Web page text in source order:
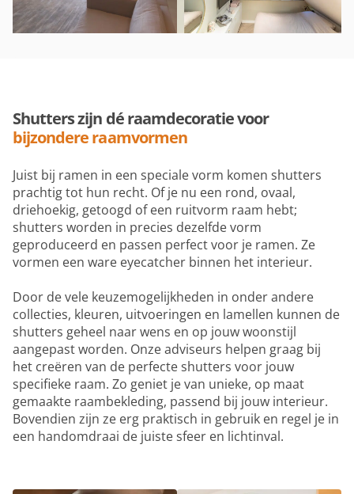
Shutters zijn dé raamdecoratie voor
bijzondere raamvormen
Juist bij ramen in een speciale vorm komen shutters
prachtig tot hun recht. Of je nu een rond, ovaal,
driehoekig, getoogd of een ruitvorm raam hebt;
shutters worden in precies dezelfde vorm
geproduceerd en passen perfect voor je ramen. Ze
vormen een ware eyecatcher binnen het interieur.
Door de vele keuzemogelijkheden in onder andere
collecties, kleuren, uitvoeringen en lamellen kunnen de
shutters geheel naar wens en op jouw woonstijl
aangepast worden. Onze adviseurs helpen graag bij
het creëren van de perfecte shutters voor jouw
specifieke raam. Zo geniet je van unieke, op maat
gemaakte raambekleding, passend bij jouw interieur.
Bovendien zijn ze erg praktisch in gebruik en regel je in
een handomdraai de juiste sfeer en lichtinval.